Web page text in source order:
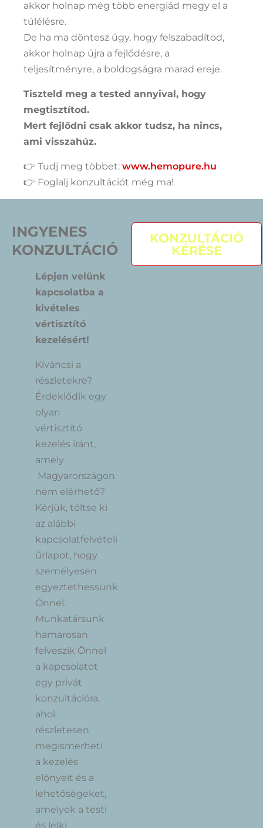
akkor holnap még több energiád megy el a
túlélésre.
De ha ma döntesz úgy, hogy felszabadítod,
akkor holnap újra a fejlődésre, a
teljesítményre, a boldogságra marad ereje.
Tiszteld meg a tested annyival, hogy
megtisztítod.
Mert fejlődni csak akkor tudsz, ha nincs,
ami visszahúz.
👉 Tudj meg többet: www.hemopure.hu
👉 Foglalj konzultációt még ma!
INGYENES
KONZULTÁCIÓ
Lépjen velünk
kapcsolatba a
kivételes
vértisztító
kezelésért!
Kíváncsi a
részletekre?
Érdeklődik egy
olyan
vértisztító
kezelés iránt,
amely
Magyarországon
nem elérhető?
Kérjük, töltse ki
az alábbi
kapcsolatfelvételi
űrlapot, hogy
személyesen
egyeztethessünk
Önnel.
Munkatársunk
hamarosan
felveszik Önnel
a kapcsolatot
egy privát
konzultációra,
ahol
részletesen
megismerheti
a kezelés
előnyeit és a
lehetőségeket,
amelyek a testi
és lelki
KONZULTÁCIÓ
KÉRÉSE